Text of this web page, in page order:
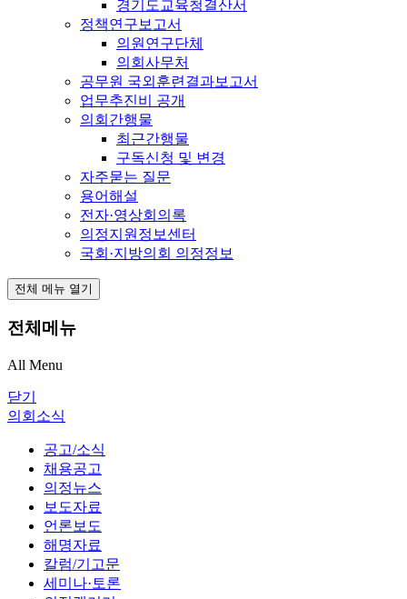
경기도교육청결산서
정책연구보고서
의원연구단체
의회사무처
공무원 국외훈련결과보고서
업무추진비 공개
의회간행물
최근간행물
구독신청 및 변경
자주묻는 질문
용어해설
전자·영상회의록
의정지원정보센터
국회·지방의회 의정정보
전체 메뉴 열기
전체메뉴
All Menu
닫기
의회소식
공고/소식
채용공고
의정뉴스
보도자료
언론보도
해명자료
칼럼/기고문
세미나·토론